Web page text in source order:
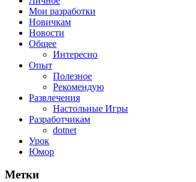
Мои разработки
Новичкам
Новости
Общее
Интересно
Опыт
Полезное
Рекомендую
Развлечения
Настольные Игры
Разработчикам
dotnet
Урок
Юмор
Метки